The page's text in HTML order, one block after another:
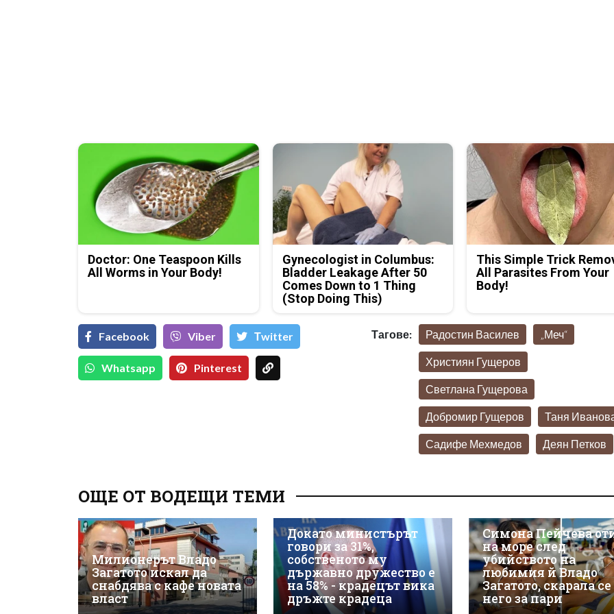
Doctor: One Teaspoon Kills
All Worms in Your Body!
Gynecologist in Columbus:
Bladder Leakage After 50
Comes Down to 1 Thing
(Stop Doing This)
This Simple Trick
All Parasites From Your
Body!
Facebook Viber Тwitter
Whatsapp Pinterest
Тагове: Радостин Василев „Меч“
Християн Гущеров
Светлана Гущерова
Добромир Гущеров Таня
Садифе Мехмедов Деян Петков
ОЩЕ ОТ ВОДЕЩИ ТЕМИ
Милионерът Владо
Загатото искал да
снабдява с кафе новата
власт
Докато министърът
говори за 31%,
собственото му
държавно дружество е
на 58% - крадецът вика
дръжте крадеца
Симона Пейчева
на море след
убийството на
любимия й Владо
Загатото, скарала се
него за пари